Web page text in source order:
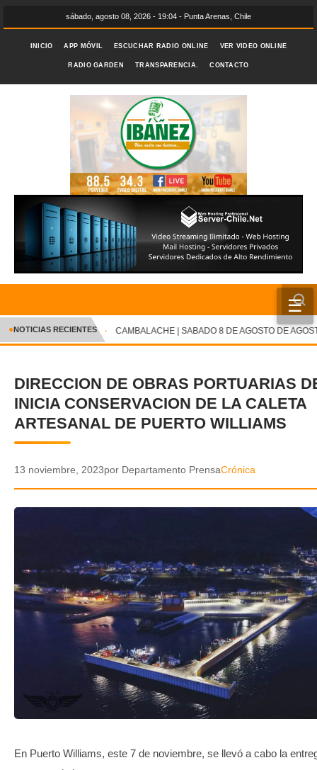
sábado, agosto 08, 2026 - 19:04 - Punta Arenas, Chile
INICIO APP MÓVIL ESCUCHAR RADIO ONLINE VER VIDEO ONLINE
RADIO GARDEN TRANSPARENCIA. CONTACTO
☰
INICIO
CRÓNICA
DEPORTES
ENTRETENIMIENTO Y CULTURA
GALERIA DE FOTOS
APP MÓVIL
TRANSPARENCIA
✕
NOTICIAS RECIENTES CAMBALACHE | SABADO 8 DE AGOSTO DE
DIRECCION DE OBRAS PORTUARIAS
INICIA CONSERVACION DE LA CALETA
ARTESANAL DE PUERTO WILLIAMS
13 noviembre, 2023por Departamento PrensaCrónica
En Puerto Williams, este 7 de noviembre, se llevó a cabo la